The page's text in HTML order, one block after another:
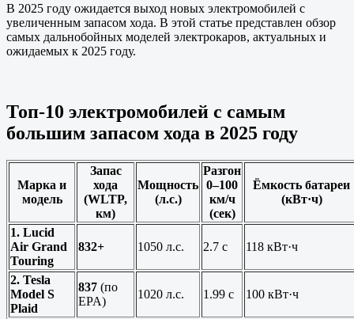
В 2025 году ожидается выход новых электромобилей с
увеличенным запасом хода. В этой статье представлен обзор
самых дальнобойных моделей электрокаров, актуальных и
ожидаемых к 2025 году.
Топ-10 электромобилей с самым
большим запасом хода в 2025 году
Марка и
модель
Запас
хода
(WLTP,
км)
Мощность
(л.с.)
Разгон
0–100
км/ч
(сек)
Ёмкость батареи
(кВт·ч)
1. Lucid
Air Grand
Touring
832+ 1050 л.с. 2.7 с 118 кВт·ч
2. Tesla
Model S
Plaid
837 (по
EPA)
1020 л.с. 1.99 с 100 кВт·ч